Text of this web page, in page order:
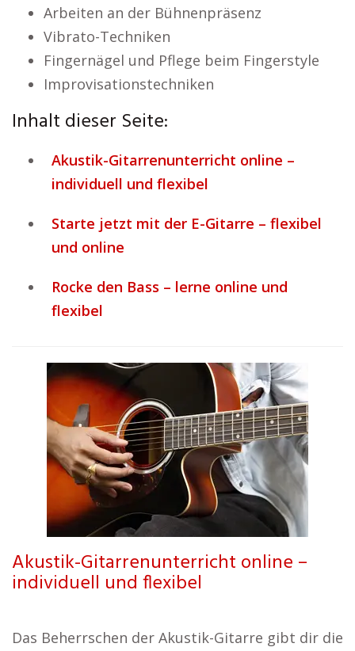
Arbeiten an der Bühnenpräsenz
Vibrato-Techniken
Fingernägel und Pflege beim Fingerstyle
Improvisationstechniken
Inhalt dieser Seite:
Akustik-Gitarrenunterricht online –
individuell und flexibel
Starte jetzt mit der E-Gitarre – flexibel
und online
Rocke den Bass – lerne online und
flexibel
Akustik-Gitarrenunterricht online –
individuell und flexibel
Das Beherrschen der Akustik-Gitarre gibt dir die